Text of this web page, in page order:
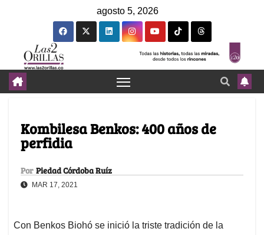
agosto 5, 2026
Kombilesa Benkos: 400 años de
perfidia
Por Piedad Córdoba Ruíz
MAR 17, 2021
Con Benkos Biohó se inició la triste tradición de la